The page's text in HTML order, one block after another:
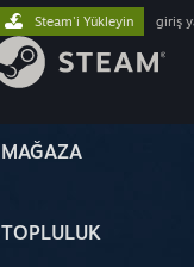
MAĞAZA
TOPLULUK
Steam'i Yükleyin giriş